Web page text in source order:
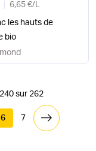
6,65 €/ L
les hauts de
bio
sur 262
6 7